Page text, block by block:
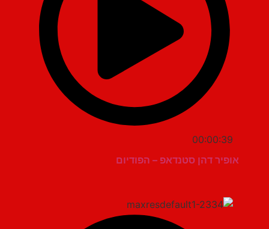
00:00:39
אופיר דהן סטנדאפ – הפודיום